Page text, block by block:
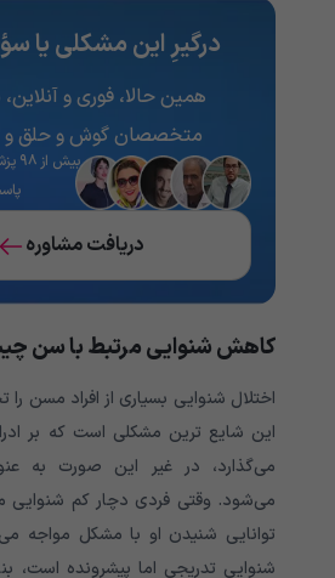
درگیرِ این مشکلی یا
همین حالا، فوری و آنلاین،
متخصصان گوش و حلق و
دریافت مشاوره
کاهش شنوایی مرتبط با سن
اختلال شنوایی بسیاری از افراد مسن را
این شایع ترین مشکلی است که بر
می‌‌‌‌‌‌‌‌‌‌‌‌‌‌‌‌‌‌‌‌‌‌‌‌‌‌‌‌‌‌‌‌‌‌‌‌‌گذارد، در غیر این صورت به
می‌‌‌‌‌‌‌‌‌‌‌‌‌‌‌‌‌‌‌‌‌‌‌‌‌‌‌‌‌‌‌‌‌‌‌‌‌شود. وقتی فردی دچار کم شنوایی
توانایی شنیدن او با مشکل مواجه
شنوایی تدریجی اما پیشرونده است،